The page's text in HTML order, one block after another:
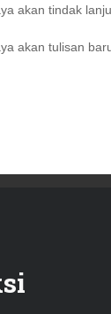
akan tindak
akan tulisan